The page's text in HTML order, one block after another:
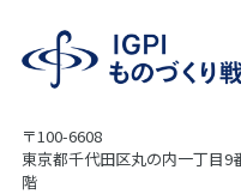
〒100-6608
東京都千代田区丸の内一丁目
階